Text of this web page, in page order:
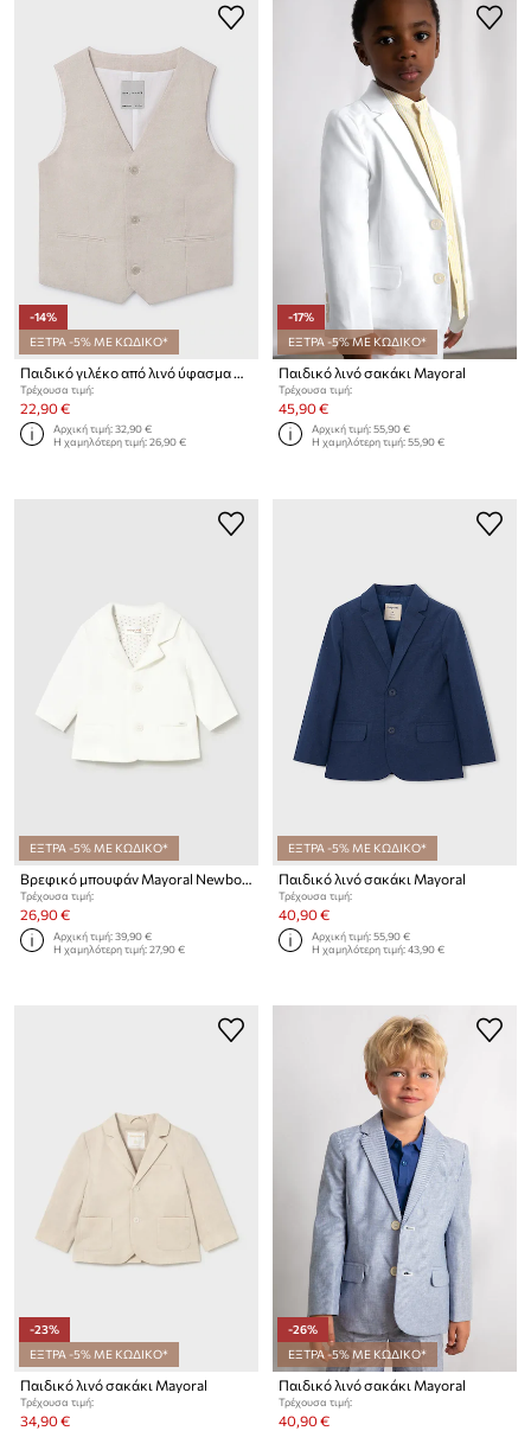
-14%
ΕΞΤΡΑ -5% ΜΕ ΚΩΔΙΚΟ*
Τρέχουσα τιμή:
22,90 €
Αρχική τιμή:32,90 €
Η χαμηλότερη τιμή:26,90 €
-17%
ΕΞΤΡΑ -5% ΜΕ ΚΩΔΙΚΟ*
Παιδικό λινό σακάκι Mayoral
Τρέχουσα τιμή:
45,90 €
Αρχική τιμή:55,90 €
Η χαμηλότερη τιμή:55,90 €
ΕΞΤΡΑ -5% ΜΕ ΚΩΔΙΚΟ*
Βρεφικό μπουφάν Mayoral Newborn
Τρέχουσα τιμή:
26,90 €
Αρχική τιμή:39,90 €
Η χαμηλότερη τιμή:27,90 €
ΕΞΤΡΑ -5% ΜΕ ΚΩΔΙΚΟ*
Παιδικό λινό σακάκι Mayoral
Τρέχουσα τιμή:
40,90 €
Αρχική τιμή:55,90 €
Η χαμηλότερη τιμή:43,90 €
-23%
ΕΞΤΡΑ -5% ΜΕ ΚΩΔΙΚΟ*
Παιδικό λινό σακάκι Mayoral
Τρέχουσα τιμή:
34,90 €
-26%
ΕΞΤΡΑ -5% ΜΕ ΚΩΔΙΚΟ*
Παιδικό λινό σακάκι Mayoral
Τρέχουσα τιμή:
40,90 €